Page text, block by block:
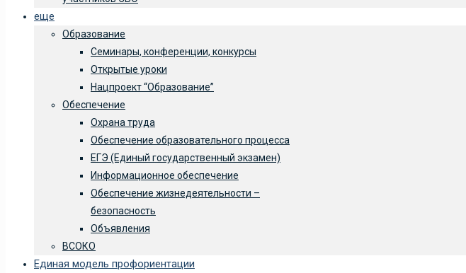
еще
Образование
Семинары, конференции, конкурсы
Открытые уроки
Нацпроект “Образование”
Обеспечение
Охрана труда
Обеспечение образовательного процесса
ЕГЭ (Единый государственный экзамен)
Информационное обеспечение
Обеспечение жизнедеятельности –
безопасность
Объявления
ВСОКО
Единая модель профориентации